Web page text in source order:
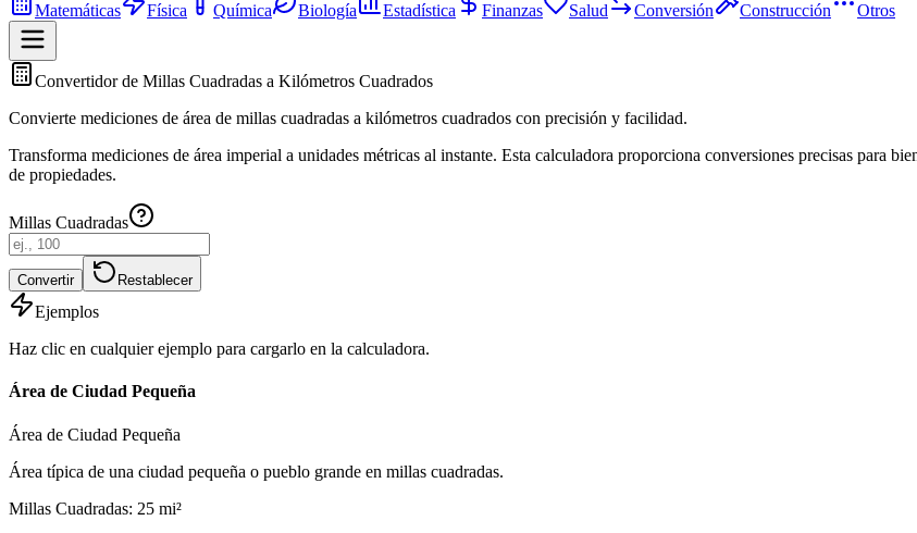
Matemáticas
Física Química Biología Estadística Finanzas Salud Conversión Construcción Otros
Convertidor de Millas Cuadradas a Kilómetros Cuadrados
Convierte mediciones de área de millas cuadradas a kilómetros cuadrados con precisión y facilidad.
Transforma mediciones de área imperial a unidades métricas al instante. Esta calculadora proporciona conversiones precisas para
de propiedades.
Millas Cuadradas
Convertir Restablecer
Ejemplos
Haz clic en cualquier ejemplo para cargarlo en la calculadora.
Área de Ciudad Pequeña
Área de Ciudad Pequeña
Área típica de una ciudad pequeña o pueblo grande en millas cuadradas.
Millas Cuadradas: 25 mi²